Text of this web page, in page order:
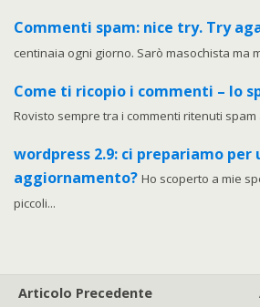
Commenti spam: nice try. Try
centinaia ogni giorno. Sarò masochista ma
Come ti ricopio i commenti – lo
Rovisto sempre tra i commenti ritenuti spam
wordpress 2.9: ci prepariamo per
aggiornamento? Ho scoperto a mie
piccoli...
Articolo Precedente